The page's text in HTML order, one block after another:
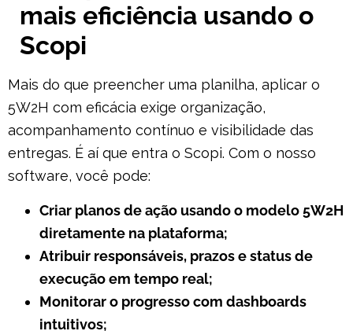
mais eficiência usando o
Scopi
Mais do que preencher uma planilha, aplicar o
5W2H com eficácia exige organização,
acompanhamento contínuo e visibilidade das
entregas. É aí que entra o Scopi. Com o nosso
software, você pode:
Criar planos de ação usando o modelo 5W2H
diretamente na plataforma;
Atribuir responsáveis, prazos e status de
execução em tempo real;
Monitorar o progresso com dashboards
intuitivos;